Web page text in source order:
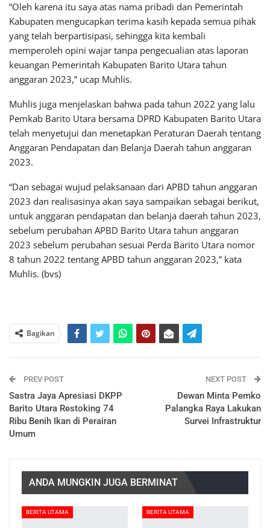
“Oleh karena itu saya atas nama pribadi dan Pemerintah
Kabupaten mengucapkan terima kasih kepada semua pihak
yang telah berpartisipasi, sehingga kita kembali
memperoleh opini wajar tanpa pengecualian atas laporan
keuangan Pemerintah Kabupaten Barito Utara tahun
anggaran 2023,” ucap Muhlis.
Muhlis juga menjelaskan bahwa pada tahun 2022 yang lalu
Pemkab Barito Utara bersama DPRD Kabupaten Barito Utara
telah menyetujui dan menetapkan Peraturan Daerah tentang
Anggaran Pendapatan dan Belanja Daerah tahun anggaran
2023.
“Dan sebagai wujud pelaksanaan dari APBD tahun anggaran
2023 dan realisasinya akan saya sampaikan sebagai berikut,
untuk anggaran pendapatan dan belanja daerah tahun 2023,
sebelum perubahan APBD Barito Utara tahun anggaran
2023 sebelum perubahan sesuai Perda Barito Utara nomor
8 tahun 2022 tentang APBD tahun anggaran 2023,” kata
Muhlis. (bvs)
Bagikan
PREV POST
Sastra Jaya Apresiasi DKPP
Barito Utara Restoking 74
Ribu Benih Ikan di Perairan
Umum
NEXT POST
Dewan Minta Pemko
Palangka Raya Lakukan
Survei Infrastruktur
ANDA MUNGKIN JUGA BERMINAT
BERITA UTAMA BERITA UTAMA